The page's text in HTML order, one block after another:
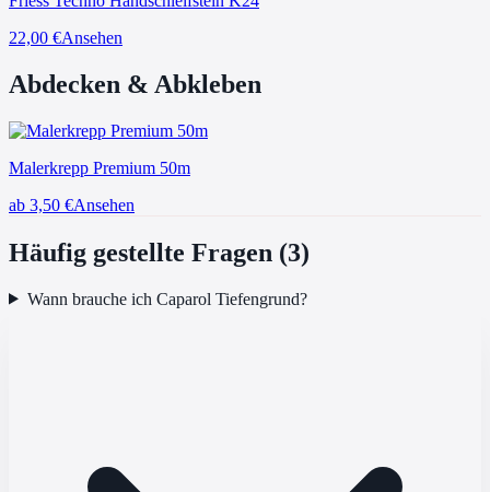
22,00 €Ansehen
Abdecken & Abkleben
Malerkrepp Premium 50m
ab 3,50 €Ansehen
Häufig gestellte Fragen (3)
Wann brauche ich Caparol Tiefengrund?